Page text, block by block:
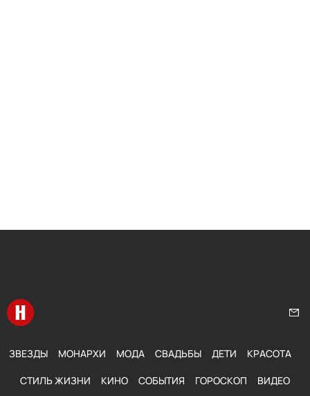
Перейти на главную
ЗВЕЗДЫ МОНАРХИ МОДА СВАДЬБЫ ДЕТИ КРАСОТА
СТИЛЬ ЖИЗНИ КИНО СОБЫТИЯ ГОРОСКОП ВИДЕО